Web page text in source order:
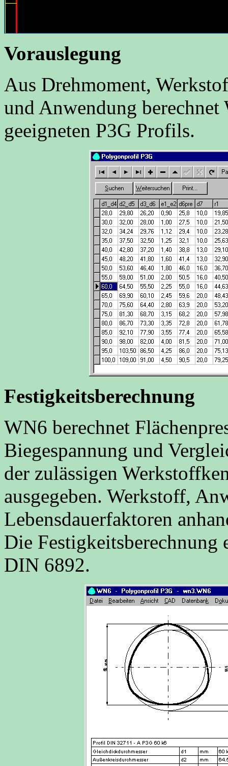
Vorauslegung
Aus Drehmoment,
und Anwendung
geeigneten P3G Profils.
Festigkeitsberechnung
WN6 berechnet
Biegespannung und
der zulässigen
ausgegeben. Werkstoff,
Lebensdauerfaktoren
Die
DIN 6892.